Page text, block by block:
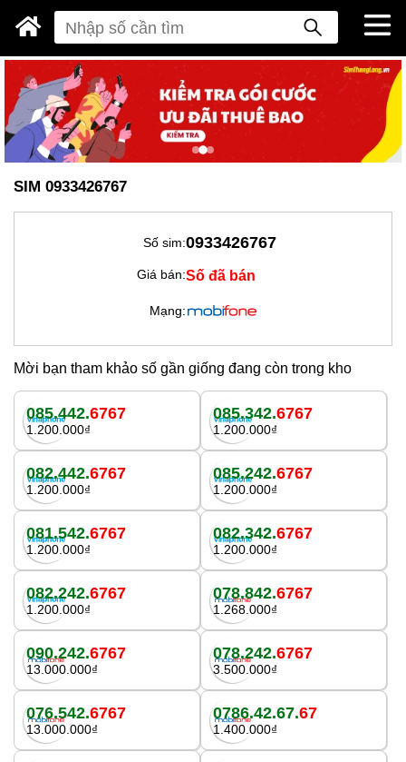
SIM 0933426767
Số sim:0933426767
Giá bán:Số đã bán
Mạng:
Mời bạn tham khảo số gần giống đang còn trong kho
085.442.6767
1.200.000₫
085.342.6767
1.200.000₫
082.442.6767
1.200.000₫
085.242.6767
1.200.000₫
081.542.6767
1.200.000₫
082.342.6767
1.200.000₫
082.242.6767
1.200.000₫
078.842.6767
1.268.000₫
090.242.6767
13.000.000₫
078.242.6767
3.500.000₫
076.542.6767
13.000.000₫
0786.42.67.67
1.400.000₫